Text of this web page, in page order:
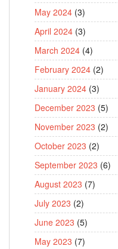
May 2024 (3)
April 2024 (3)
March 2024 (4)
February 2024 (2)
January 2024 (3)
December 2023 (5)
November 2023 (2)
October 2023 (2)
September 2023 (6)
August 2023 (7)
July 2023 (2)
June 2023 (5)
May 2023 (7)